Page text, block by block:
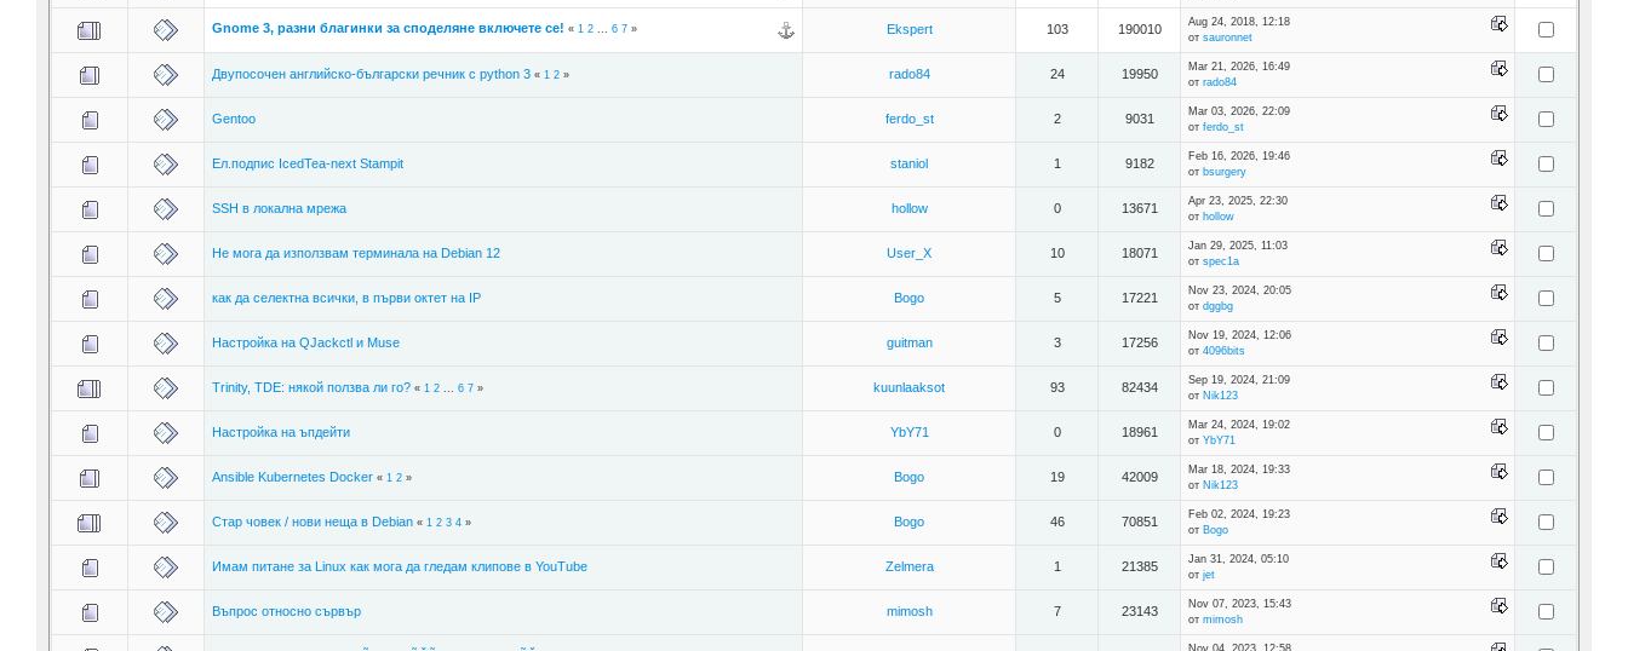
Gnome 3, разни благинки за споделяне включете се! « 1 2... 6 7» Ekspert 103 190010
Aug 24, 2018, 12:18
от sauronnet
Двупосочен английско-български речник с python 3 « 1 2» rado84 24 19950
Mar 21, 2026, 16:49
от rado84
Gentoo ferdo_st 2 9031
Mar 03, 2026, 22:09
от ferdo_st
Ел.подпис IcedTea-next Stampit staniol 1 9182
Feb 16, 2026, 19:46
от bsurgery
SSH в локална мрежа hollow 0 13671
Apr 23, 2025, 22:30
от hollow
Не мога да използвам терминала на Debian 12 User_X 10 18071
Jan 29, 2025, 11:03
от spec1a
как да селектна всички, в първи октет на IP Bogo 5 17221
Nov 23, 2024, 20:05
от dggbg
Настройка на QJackctl и Muse guitman 3 17256
Nov 19, 2024, 12:06
от 4096bits
Trinity, TDE: някой ползва ли го? « 1 2... 6 7» kuunlaaksot 93 82434
Sep 19, 2024, 21:09
от Nik123
Настройка на ъпдейти YbY71 0 18961
Mar 24, 2024, 19:02
от YbY71
Ansible Kubernetes Docker « 1 2» Bogo 19 42009
Mar 18, 2024, 19:33
от Nik123
Стар човек / нови неща в Debian « 1 2 3 4» Bogo 46 70851
Feb 02, 2024, 19:23
от Bogo
Имам питане за Linux как мога да гледам клипове в YouTube Zelmera 1 21385
Jan 31, 2024, 05:10
от jet
Въпрос относно сървър mimosh 7 23143
Nov 07, 2023, 15:43
от mimosh
Nov 04, 2023, 12:58